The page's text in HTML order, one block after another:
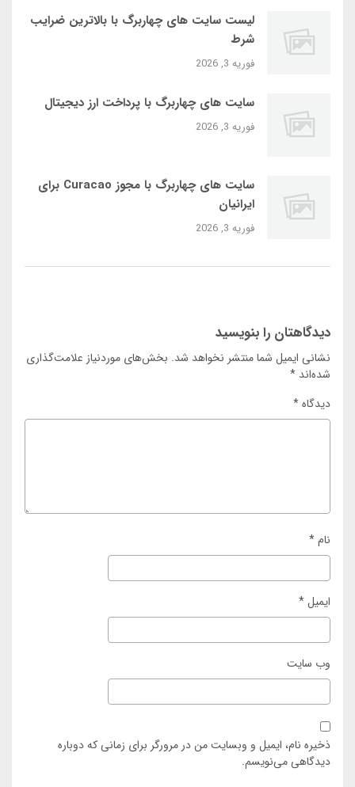
لیست سایت‌ های چهاربرگ با بالاترین ضرایب
شرط
فوریه 3, 2026
سایت‌ های چهاربرگ با پرداخت ارز دیجیتال
فوریه 3, 2026
سایت‌ های چهاربرگ با مجوز Curacao برای
ایرانیان
فوریه 3, 2026
دیدگاهتان را بنویسید
نشانی ایمیل شما منتشر نخواهد شد. بخش‌های موردنیاز علامت‌گذاری
شده‌اند *
دیدگاه*
نام*
ایمیل*
وب‌ سایت
ذخیره نام، ایمیل و وبسایت من در مرورگر برای زمانی که دوباره
دیدگاهی می‌نویسم.